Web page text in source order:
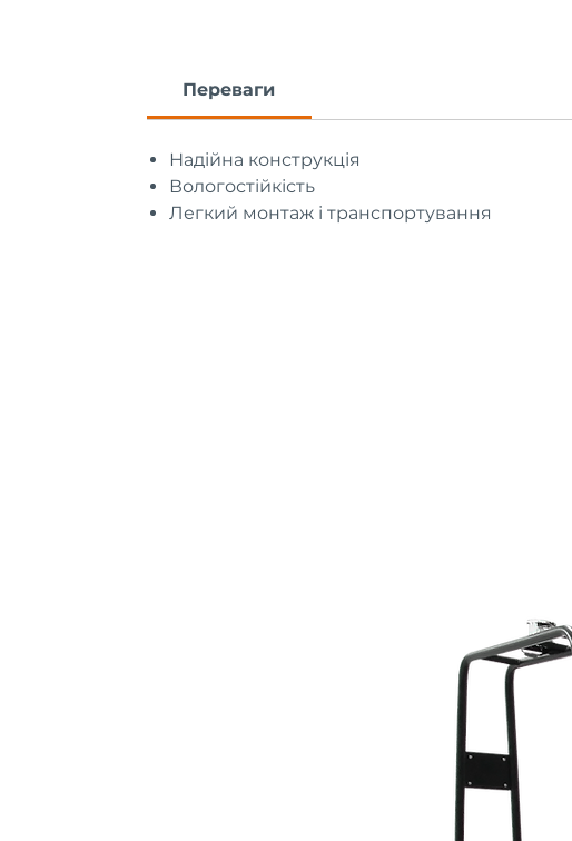
Переваги
Надійна конструкція
Вологостійкість
Легкий монтаж і транспортування